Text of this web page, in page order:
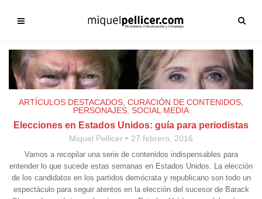
ARTÍCULOS DESTACADOS, CURACIÓN DE CONTENIDOS,
PERSONAJES, SOCIAL MEDIA
Elecciones en Estados Unidos: guía para periodistas
Miquel Pellicer 27 febrero, 2016
Vamos a recopilar una serie de contenidos indispensables para
entender lo que sucede estas semanas en Estados Unidos. La elección
de los candidatos en los partidos demócrata y republicano son todo un
espectáculo para seguir atentos en la elección del sucesor de Barack